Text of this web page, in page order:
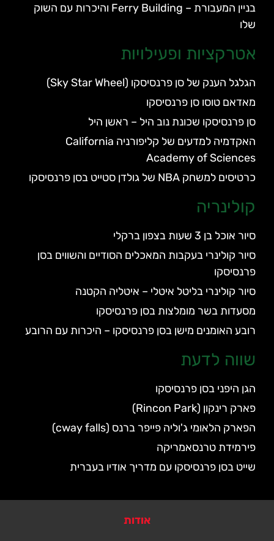
בניין המעבורת – Ferry Building והיכרות עם השוק
שלו
אטרקציות ופעילויות
הגלגל הענק של סן פרנסיסקו (Sky Star Wheel)
מאדאם טוסו סן פרנסיסקו
סן פרנסיסקו שכונת נוב היל – ראשן היל
האקדמיה למדעים של קליפורניה California
Academy of Sciences
כרטיסים למשחק NBA של גולדן סטייט בסן פרנסיסקו
קולינריה
סיור אוכל בן 3 שעות בצפון ברקלי
סיור קולינרי בעקבות המאכלים הסודיים והשווים בסן
פרנסיסקו
סיור קולינרי בליטל איטלי – איטליה הקטנה
מסעדות בשר מומלצות בסן פרנסיסקו
רובע האומנים מישן בסן פרנסיסקו – היכרות עם הרובע
שווה לדעת
הגן היפני בסן פרנסיסקו
פארק רינקון (Rincon Park)
הפארק הלאומי ג'וליה פייפר ברנס (cway falls)
פירמידת טרנסאמריקה
שייט בסן פרנסיסקו עם מדריך אודיו בעברית
אודות